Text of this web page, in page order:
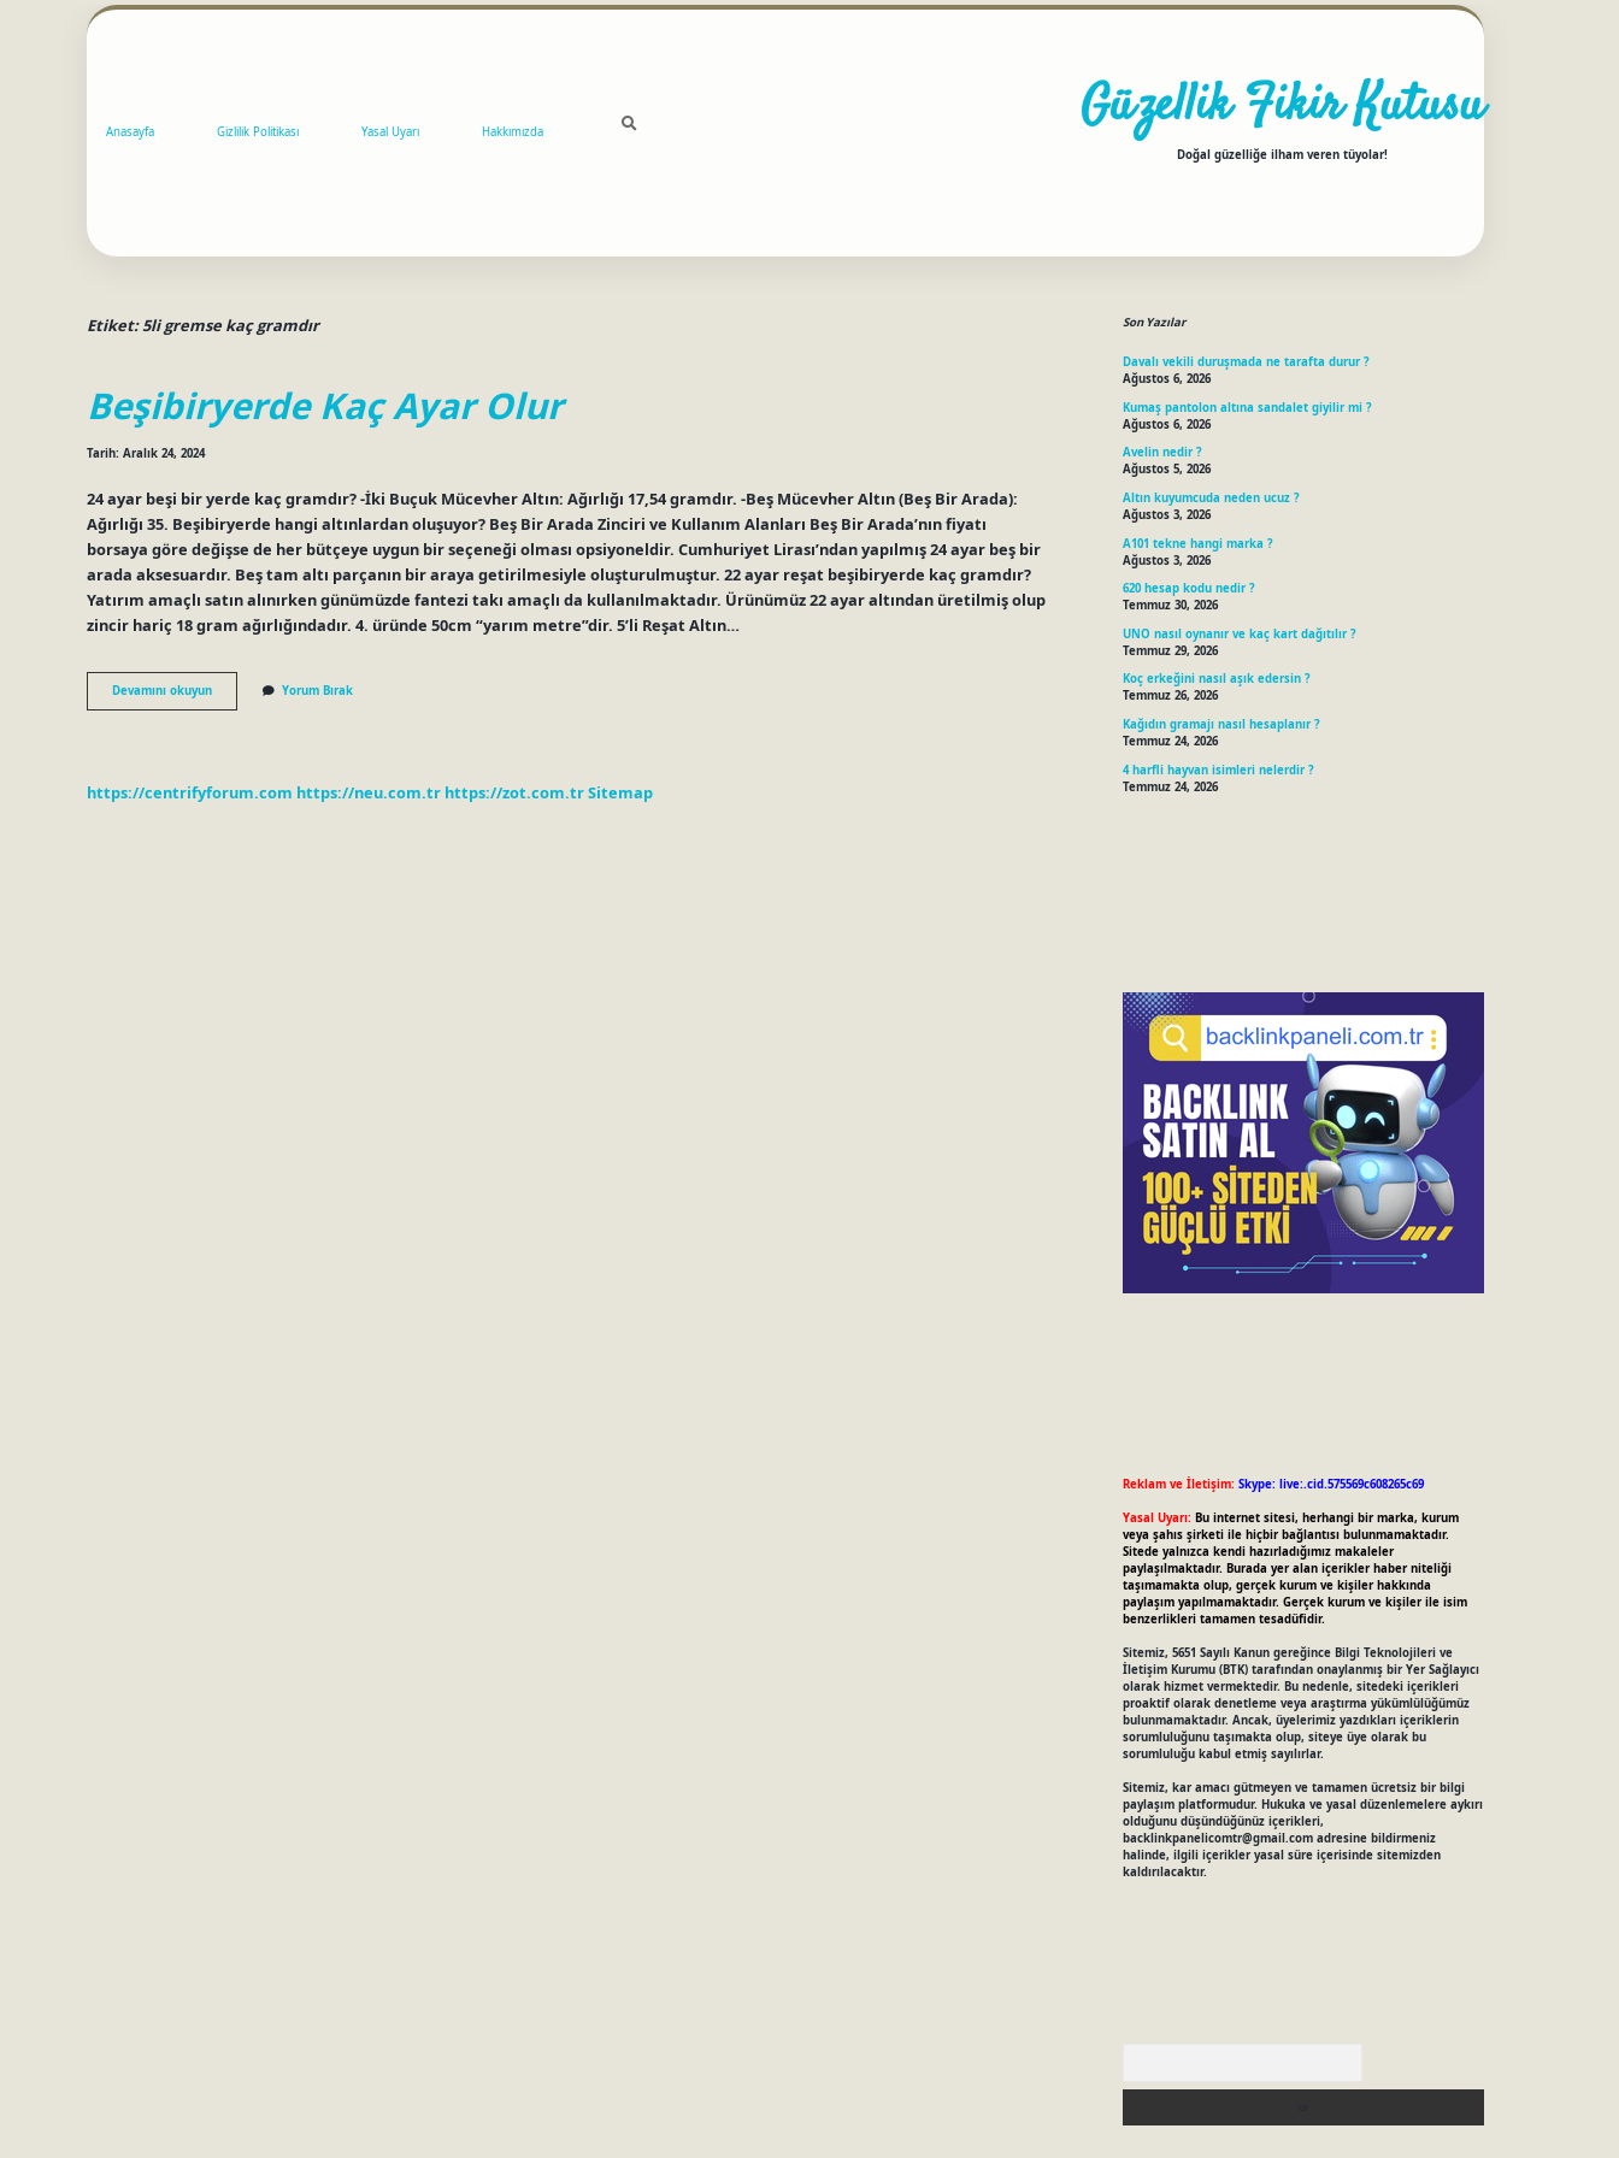
Anasayfa Gizlilik Politikası Yasal Uyarı Hakkımızda Güzellik Fikir Kutusu
Doğal güzelliğe ilham veren tüyolar!
Etiket:5li gremse kaç gramdır
Beşibiryerde Kaç Ayar Olur
Tarih: Aralık 24, 2024
24 ayar beşi bir yerde kaç gramdır? -İki Buçuk Mücevher Altın: Ağırlığı 17,54 gramdır. -Beş Mücevher Altın (Beş Bir Arada):
Ağırlığı 35. Beşibiryerde hangi altınlardan oluşuyor? Beş Bir Arada Zinciri ve Kullanım Alanları Beş Bir Arada’nın fiyatı
borsaya göre değişse de her bütçeye uygun bir seçeneği olması opsiyoneldir. Cumhuriyet Lirası’ndan yapılmış 24 ayar beş bir
arada aksesuardır. Beş tam altı parçanın bir araya getirilmesiyle oluşturulmuştur. 22 ayar reşat beşibiryerde kaç gramdır?
Yatırım amaçlı satın alınırken günümüzde fantezi takı amaçlı da kullanılmaktadır. Ürünümüz 22 ayar altından üretilmiş olup
zincir hariç 18 gram ağırlığındadır. 4. üründe 50cm “yarım metre”dir. 5’li Reşat Altın…
Devamını okuyunBeşibiryerde
Kaç
Yorum Bırak
https://centrifyforum.com https://neu.com.tr https://zot.com.trSitemap
Son Yazılar
Davalı vekili duruşmada ne tarafta durur ?
Ağustos 6, 2026
Kumaş pantolon altına sandalet giyilir mi ?
Ağustos 6, 2026
Avelin nedir ?
Ağustos 5, 2026
Altın kuyumcuda neden ucuz ?
Ağustos 3, 2026
A101 tekne hangi marka ?
Ağustos 3, 2026
620 hesap kodu nedir ?
Temmuz 30, 2026
UNO nasıl oynanır ve kaç kart dağıtılır ?
Temmuz 29, 2026
Koç erkeğini nasıl aşık edersin ?
Temmuz 26, 2026
Kağıdın gramajı nasıl hesaplanır ?
Temmuz 24, 2026
4 harfli hayvan isimleri nelerdir ?
Temmuz 24, 2026
Reklam ve İletişim: Skype: live:.cid.575569c608265c69
Yasal Uyarı: Bu internet sitesi, herhangi bir marka, kurum
veya şahıs şirketi ile hiçbir bağlantısı bulunmamaktadır.
Sitede yalnızca kendi hazırladığımız makaleler
paylaşılmaktadır. Burada yer alan içerikler haber niteliği
taşımamakta olup, gerçek kurum ve kişiler hakkında
paylaşım yapılmamaktadır. Gerçek kurum ve kişiler ile isim
benzerlikleri tamamen tesadüfidir.
Sitemiz, 5651 Sayılı Kanun gereğince Bilgi Teknolojileri ve
İletişim Kurumu (BTK) tarafından onaylanmış bir Yer Sağlayıcı
olarak hizmet vermektedir. Bu nedenle, sitedeki içerikleri
proaktif olarak denetleme veya araştırma yükümlülüğümüz
bulunmamaktadır. Ancak, üyelerimiz yazdıkları içeriklerin
sorumluluğunu taşımakta olup, siteye üye olarak bu
sorumluluğu kabul etmiş sayılırlar.
Sitemiz, kar amacı gütmeyen ve tamamen ücretsiz bir bilgi
paylaşım platformudur. Hukuka ve yasal düzenlemelere aykırı
olduğunu düşündüğünüz içerikleri,
backlinkpanelicomtr@gmail.comadresine bildirmeniz
halinde, ilgili içerikler yasal süre içerisinde sitemizden
kaldırılacaktır.